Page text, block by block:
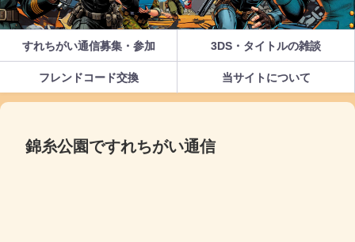
すれちがい通信募集・参加 3DS・タイトルの雑談
フレンドコード交換 当サイトについて
錦糸公園ですれちがい通信